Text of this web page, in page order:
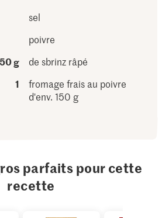
sel
poivre
50 g
de sbrinz râpé
1
fromage frais au poivre
d'env. 150 g
parfaits pour cette
recette